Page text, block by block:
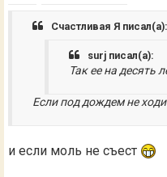
Счастливая Я писал(а):
surj писал(а):
Так ее на десять
Если под дождем не
и если моль не съест